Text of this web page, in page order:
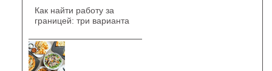
Как найти работу за
границей: три варианта